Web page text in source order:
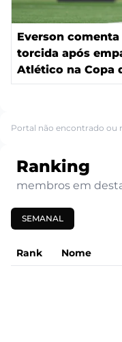
Everson
torcida após
Atlético na Copa
Portal não encontrado ou
Ranking
membros em
SEMANAL
Rank Nome